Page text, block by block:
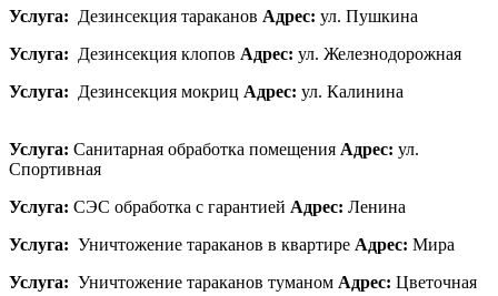
Услуга: Дезинсекция тараканов Адрес: ул. Пушкина
Услуга: Дезинсекция клопов Адрес: ул. Железнодорожная
Услуга: Дезинсекция мокриц Адрес: ул. Калинина
Услуга: Санитарная обработка помещения Адрес: ул.
Спортивная
Услуга: СЭС обработка с гарантией Адрес: Ленина
Услуга: Уничтожение тараканов в квартире Адрес: Мира
Услуга: Уничтожение тараканов туманом Адрес: Цветочная